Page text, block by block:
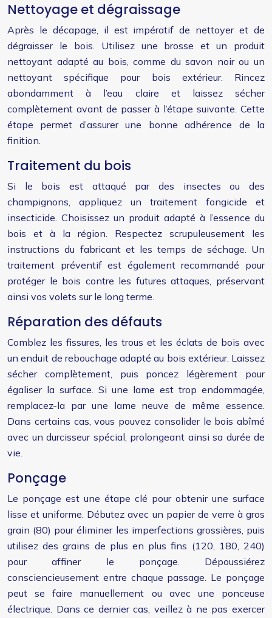
Nettoyage et dégraissage
Après le décapage, il est impératif de nettoyer et de
dégraisser le bois. Utilisez une brosse et un produit
nettoyant adapté au bois, comme du savon noir ou un
nettoyant spécifique pour bois extérieur. Rincez
abondamment à l’eau claire et laissez sécher
complètement avant de passer à l’étape suivante. Cette
étape permet d’assurer une bonne adhérence de la
finition.
Traitement du bois
Si le bois est attaqué par des insectes ou des
champignons, appliquez un traitement fongicide et
insecticide. Choisissez un produit adapté à l’essence du
bois et à la région. Respectez scrupuleusement les
instructions du fabricant et les temps de séchage. Un
traitement préventif est également recommandé pour
protéger le bois contre les futures attaques, préservant
ainsi vos volets sur le long terme.
Réparation des défauts
Comblez les fissures, les trous et les éclats de bois avec
un enduit de rebouchage adapté au bois extérieur. Laissez
sécher complètement, puis poncez légèrement pour
égaliser la surface. Si une lame est trop endommagée,
remplacez-la par une lame neuve de même essence.
Dans certains cas, vous pouvez consolider le bois abîmé
avec un durcisseur spécial, prolongeant ainsi sa durée de
vie.
Ponçage
Le ponçage est une étape clé pour obtenir une surface
lisse et uniforme. Débutez avec un papier de verre à gros
grain (80) pour éliminer les imperfections grossières, puis
utilisez des grains de plus en plus fins (120, 180, 240)
pour affiner le ponçage. Dépoussiérez
consciencieusement entre chaque passage. Le ponçage
peut se faire manuellement ou avec une ponceuse
électrique. Dans ce dernier cas, veillez à ne pas exercer